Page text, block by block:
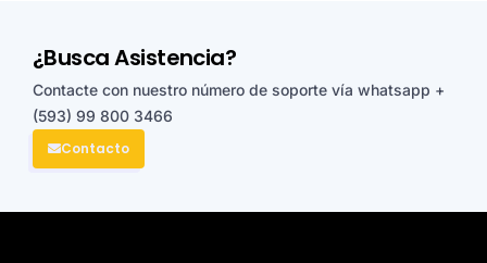
¿Busca Asistencia?
Contacte con nuestro número de soporte vía whatsapp +
(593) 99 800 3466
Contacto